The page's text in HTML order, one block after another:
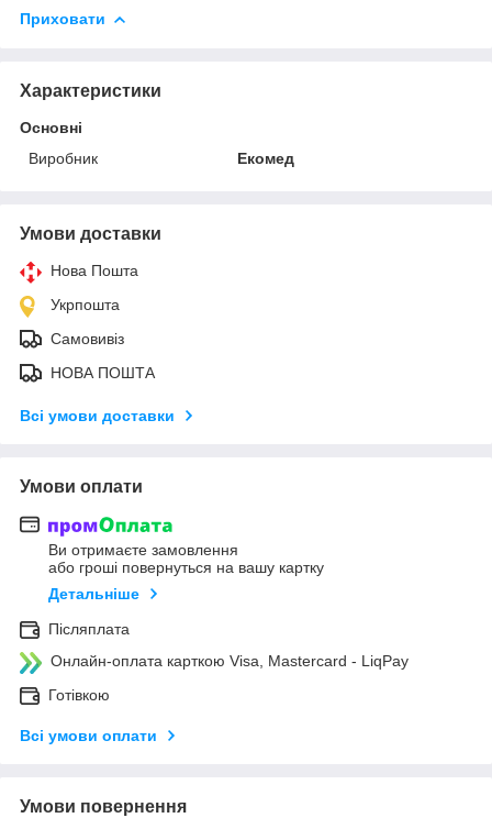
Приховати
Характеристики
Основні
Виробник
Екомед
Умови доставки
Нова Пошта
Укрпошта
Самовивіз
НОВА ПОШТА
Всі умови доставки
Умови оплати
Ви отримаєте замовлення
або гроші повернуться на вашу картку
Детальніше
Післяплата
Онлайн-оплата карткою Visa, Mastercard - LiqPay
Готівкою
Всі умови оплати
Умови повернення